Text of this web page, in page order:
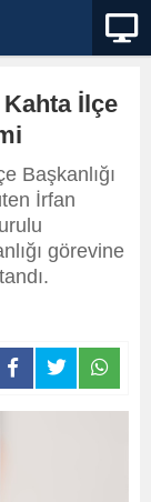
İlçe
Başkanlığı
İrfan
görevine